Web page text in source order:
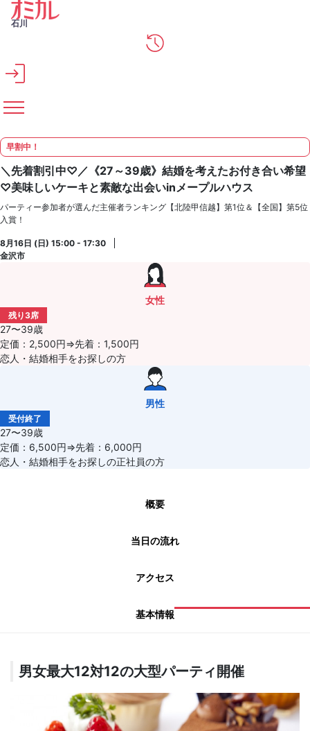
メインコンテンツへスキップ
石川
早割中！
＼先着割引中♡／《27～39歳》結婚を考えたお付き合い希望
♡美味しいケーキと素敵な出会いinメープルハウス
パーティー参加者が選んだ主催者ランキング【北陸甲信越】第1位＆【全国】第5位
入賞！
8月16日 (日) 15:00 - 17:30
金沢市
女性
残り3席
27〜39歳
定価：2,500円⇒先着：1,500円
恋人・結婚相手をお探しの方
男性
受付終了
27〜39歳
定価：6,500円⇒先着：6,000円
恋人・結婚相手をお探しの正社員の方
概要
当日の流れ
アクセス
基本情報
男女最大12対12の大型パーティ開催